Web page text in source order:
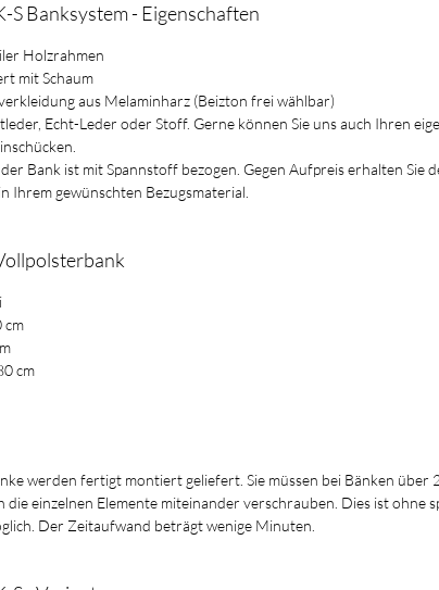
S Banksystem - Eigenschaften
Holzrahmen
mit Schaum
aus Melaminharz (Beizton frei wählbar)
Echt-Leder oder Stoff. Gerne können Sie uns auch Ihren
Bank ist mit Spannstoff bezogen. Gegen Aufpreis erhalten Sie
Ihrem gewünschten Bezugsmaterial.
cm
cm
werden fertigt montiert geliefert. Sie müssen bei Bänken über
die einzelnen Elemente miteinander verschrauben. Dies ist ohne
Der Zeitaufwand beträgt wenige Minuten.